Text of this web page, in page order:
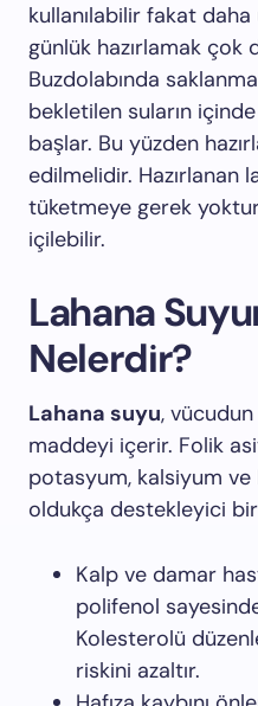
kullanılabilir fakat
günlük hazırlamak çok
Buzdolabında
bekletilen suların
başlar. Bu yüzden
edilmelidir. Hazırlanan
tüketmeye gerek
içilebilir.
Lahana
Nelerdir?
Lahana suyu,
maddeyi içerir. Folik
potasyum, kalsiyum
oldukça destekleyici
Kalp ve damar
polifenol
Kolesterolü
riskini azaltır.